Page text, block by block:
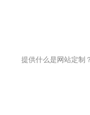
提供什么是网站定制